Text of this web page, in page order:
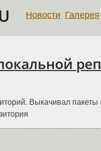
Новости Галерея
Выкачивал пакеты